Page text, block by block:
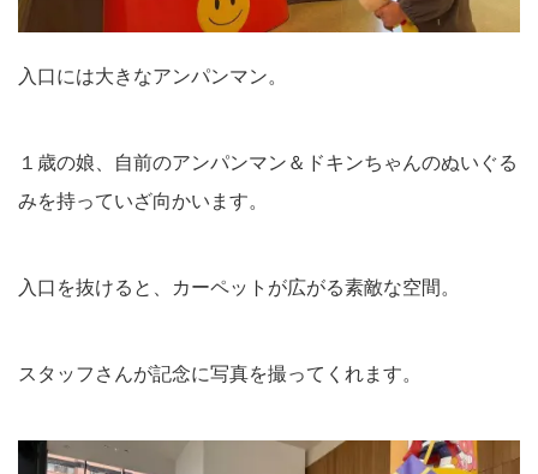
入口には大きなアンパンマン。
１歳の娘、自前のアンパンマン＆ドキンちゃんのぬいぐる
みを持っていざ向かいます。
入口を抜けると、カーペットが広がる素敵な空間。
スタッフさんが記念に写真を撮ってくれます。